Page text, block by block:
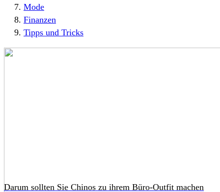
Mode
Finanzen
Tipps und Tricks
Darum sollten Sie Chinos zu ihrem Büro-Outfit machen